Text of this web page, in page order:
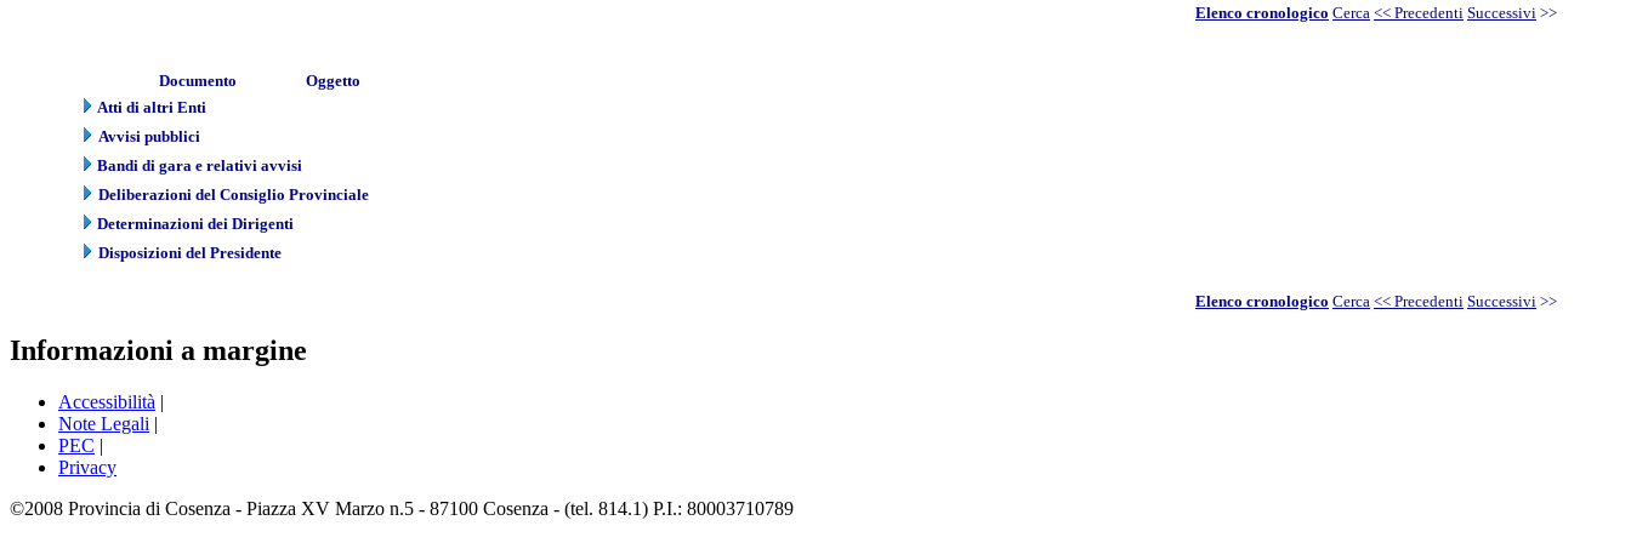
Elenco cronologico Cerca << Precedenti Successivi >>
Documento
Oggetto
Atti di altri Enti
Avvisi pubblici
Bandi di gara e relativi avvisi
Deliberazioni del Consiglio Provinciale
Determinazioni dei Dirigenti
Disposizioni del Presidente
Elenco cronologico Cerca << Precedenti Successivi >>
Informazioni a margine
Accessibilità |
Note Legali |
PEC |
Privacy
©2008 Provincia di Cosenza - Piazza XV Marzo n.5 - 87100 Cosenza - (tel. 814.1) P.I.: 80003710789